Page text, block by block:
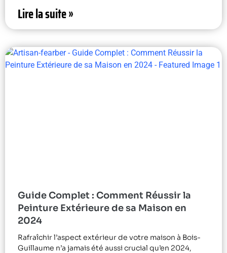
Lire la suite »
Guide Complet : Comment Réussir la
Peinture Extérieure de sa Maison en
2024
Rafraîchir l’aspect extérieur de votre maison à Bois-
Guillaume n’a jamais été aussi crucial qu’en 2024,